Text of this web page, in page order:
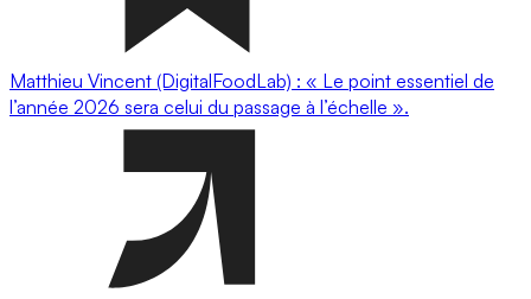
Matthieu Vincent (DigitalFoodLab) : « Le point essentiel de
l’année 2026 sera celui du passage à l’échelle ».